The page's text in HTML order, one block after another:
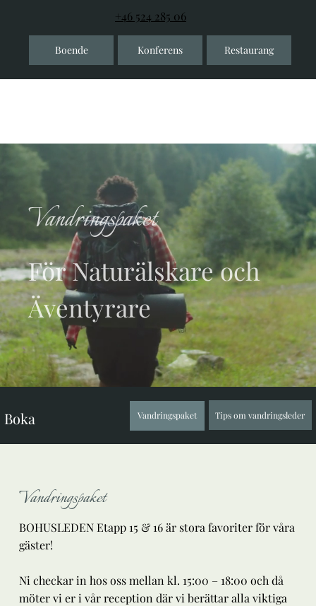
Vandringspaket
För Naturälskare och
Äventyrare
Boka Vandringspaket Tips om vandringsleder
Vandringspaket
BOHUSLEDEN Etapp 15 & 16 är stora favoriter för våra
gäster!
Ni checkar in hos oss mellan kl. 15:00 – 18:00 och då
möter vi er i vår reception där vi berättar alla viktiga
+46 524 285 06
Boende Konferens Restaurang